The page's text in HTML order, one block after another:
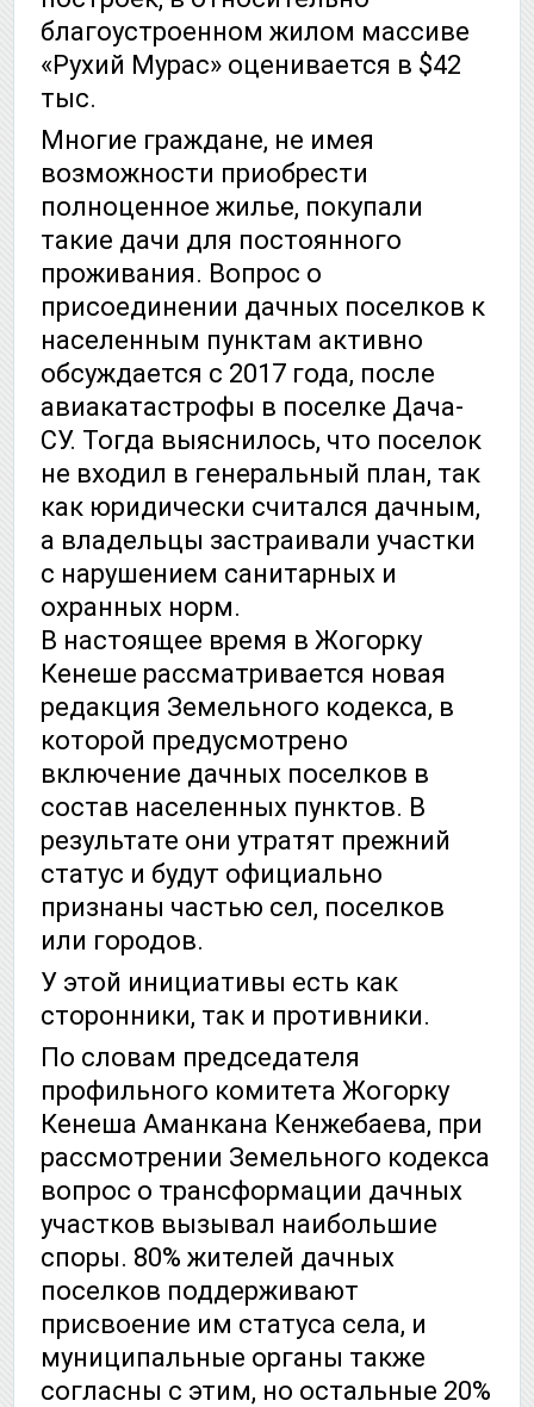
благоустроенном жилом массиве
«Рухий Мурас» оценивается в $42
тыс.
Многие граждане, не имея
возможности приобрести
полноценное жилье, покупали
такие дачи для постоянного
проживания. Вопрос о
присоединении дачных поселков к
населенным пунктам активно
обсуждается с 2017 года, после
авиакатастрофы в поселке Дача-
СУ. Тогда выяснилось, что поселок
не входил в генеральный план, так
как юридически считался дачным,
а владельцы застраивали участки
с нарушением санитарных и
охранных норм.
В настоящее время в Жогорку
Кенеше рассматривается новая
редакция Земельного кодекса, в
которой предусмотрено
включение дачных поселков в
состав населенных пунктов. В
результате они утратят прежний
статус и будут официально
признаны частью сел, поселков
или городов.
У этой инициативы есть как
сторонники, так и противники.
По словам председателя
профильного комитета Жогорку
Кенеша Аманкана Кенжебаева, при
рассмотрении Земельного кодекса
вопрос о трансформации дачных
участков вызывал наибольшие
споры. 80% жителей дачных
поселков поддерживают
присвоение им статуса села, и
муниципальные органы также
согласны с этим, но остальные 20%